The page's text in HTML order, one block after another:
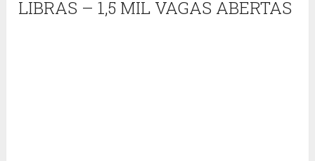
LIBRAS – 1,5 MIL VAGAS ABERTAS